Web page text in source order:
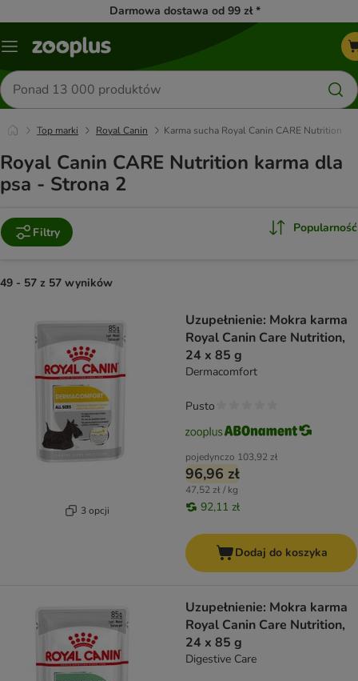
Darmowa dostawa od 99 zł *
Menu
Szukaj
produktów
Top marki Royal Canin Karma sucha Royal Canin CARE Nutrition
Royal Canin CARE Nutrition karma dla
psa - Strona 2
Filtry Popularność
49 - 57 z 57 wyników
3 opcji
Uzupełnienie: Mokra karma
Royal Canin Care Nutrition,
24 x 85 g
Dermacomfort
pojedynczo 103,92 zł
96,96 zł
47,52 zł / kg
92,11 zł
Pusto
Dodaj do koszyka
Uzupełnienie: Mokra karma
Royal Canin Care Nutrition,
24 x 85 g
Digestive Care